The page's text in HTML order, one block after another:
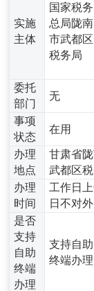
实施
主体
国家税务
总局陇南
市武都区
税务局
委托
部门
无
事项
状态
在用
办理
地点
甘肃省
武都区
办理
时间
工作日
日不对
是否
支持
自助
终端
办理
支持自助
终端办理